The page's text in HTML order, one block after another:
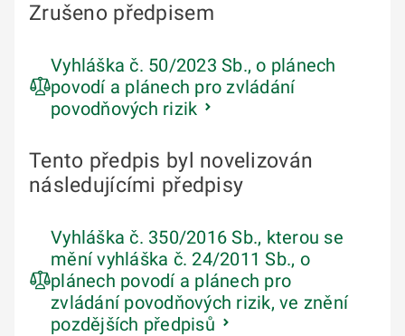
Zrušeno předpisem
Vyhláška č. 50/2023 Sb., o plánech
povodí a plánech pro zvládání
povodňových rizik
Tento předpis byl novelizován
následujícími předpisy
Vyhláška č. 350/2016 Sb., kterou se
mění vyhláška č. 24/2011 Sb., o
plánech povodí a plánech pro
zvládání povodňových rizik, ve znění
pozdějších předpisů